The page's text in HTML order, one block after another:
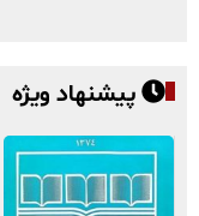
پیشنهاد ویژه